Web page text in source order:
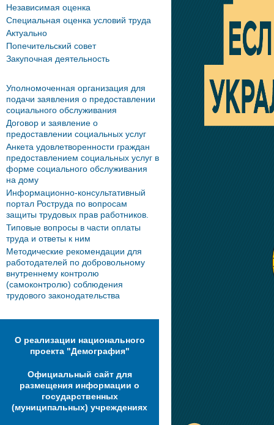
Независимая оценка
Специальная оценка условий труда
Актуально
Попечительский совет
Закупочная деятельность
Уполномоченная организация для
подачи заявления о предоставлении
социального обслуживания
Договор и заявление о
предоставлении социальных услуг
Анкета удовлетворенности граждан
предоставлением социальных услуг в
форме социального обслуживания
на дому
Информационно-консультативный
портал Роструда по вопросам
защиты трудовых прав работников.
Типовые вопросы в части оплаты
труда и ответы к ним
Методические рекомендации для
работодателей по добровольному
внутреннему контролю
(самоконтролю) соблюдения
трудового законодательства
О реализации национального
проекта "Демография"
Официальный сайт для
размещения информации о
государственных
(муниципальных) учреждениях